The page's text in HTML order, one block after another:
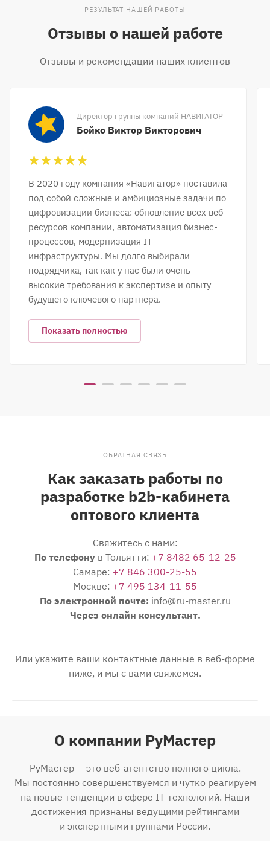
РЕЗУЛЬТАТ НАШЕЙ РАБОТЫ
Отзывы о нашей работе
Отзывы и рекомендации наших клиентов
Директор группы компаний НАВИГАТОР
Бойко Виктор Викторович
В 2020 году компания «Навигатор» поставила
под собой сложные и амбициозные задачи по
цифровизации бизнеса: обновление всех веб-
ресурсов компании, автоматизация бизнес-
процессов, модернизация IT-
инфраструктуры. Мы долго выбирали
подрядчика, так как у нас были очень
высокие требования к экспертизе и опыту
будущего ключевого партнера.
Показать полностью
ОБРАТНАЯ СВЯЗЬ
Как заказать работы по
разработке b2b-кабинета
оптового клиента
Свяжитесь с нами:
По телефонув Тольятти: +7 8482 65-12-25
Самаре: +7 846 300-25-55
Москве: +7 495 134-11-55
По электронной почте: info@ru-master.ru
Через онлайн консультант.
Или укажите ваши контактные данные в веб-форме
ниже, и мы с вами свяжемся.
О компании РуМастер
РуМастер — это веб-агентство полного цикла.
Мы постоянно совершенствуемся и чутко реагируем
на новые тенденции в сфере IT-технологий. Наши
достижения признаны ведущими рейтингами
и экспертными группами России.